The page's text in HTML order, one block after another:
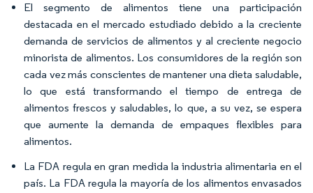
El segmento de alimentos tiene una participación
destacada en el mercado estudiado debido a la creciente
demanda de servicios de alimentos y al creciente negocio
minorista de alimentos. Los consumidores de la región son
cada vez más conscientes de mantener una dieta saludable,
lo que está transformando el tiempo de entrega de
alimentos frescos y saludables, lo que, a su vez, se espera
que aumente la demanda de empaques flexibles para
alimentos.
La FDA regula en gran medida la industria alimentaria en el
país. La FDA regula la mayoría de los alimentos envasados